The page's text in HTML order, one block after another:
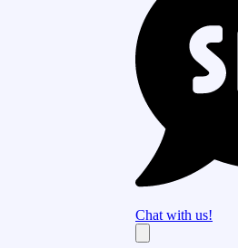
Chat with us!